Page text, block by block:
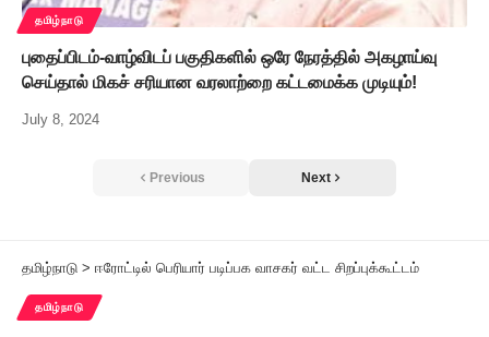
தமிழ்நாடு
புதைப்பிடம்-வாழ்விடப் பகுதிகளில் ஒரே நேரத்தில் அகழாய்வு
செய்தால் மிகச் சரியான வரலாற்றை கட்டமைக்க முடியும்!
July 8, 2024
Previous Next
தமிழ்நாடு > ஈரோட்டில் பெரியார் படிப்பக வாசகர் வட்ட சிறப்புக்கூட்டம்
தமிழ்நாடு